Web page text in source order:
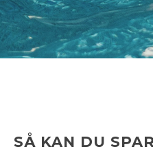
SÅ KAN DU